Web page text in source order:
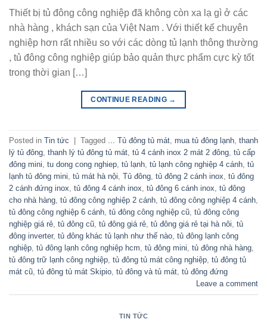
Thiết bị tủ đông công nghiệp đã không còn xa lạ gì ở các
nhà hàng , khách sạn của Việt Nam . Với thiết kế chuyên
nghiệp hơn rất nhiều so với các dòng tủ lạnh thông thường
, tủ đông công nghiệp giúp bảo quản thực phẩm cực kỳ tốt
trong thời gian […]
CONTINUE READING →
Posted in Tin tức | Tagged ... Tủ đông tủ mát mua tủ đông lạnh thanh
lý tủ đông thanh lý tủ đông tủ mát tủ 4 cánh inox 2 mát 2 đông tủ cấp
đông mini tu dong cong nghiep tủ lạnh tủ lạnh công nghiệp 4 cánh tủ
lạnh tủ đông mini tủ mát hà nội Tủ đông tủ đông 2 cánh inox tủ đông
2 cánh đứng inox tủ đông 4 cánh inox tủ đông 6 cánh inox tủ đông
cho nhà hàng tủ đông công nghiệp 2 cánh tủ đông công nghiệp 4 cánh
tủ đông công nghiệp 6 cánh tủ đông công nghiệp cũ tủ đông công
nghiệp giá rẻ tủ đông cũ tủ đông giá rẻ tủ đông giá rẻ tại hà nôi tủ
đông inverter, tủ đông khác tủ lạnh như thế nào tủ đông lạnh công
nghiệp tủ đông lạnh công nghiệp hcm tủ đông mini tủ đông nhà hàng
tủ đông trữ lạnh công nghiệp tủ đông tủ mát công nghiệp tủ đông tủ
mát cũ tủ đông tủ mát Skipio tủ đông và tủ mát tủ đông đứng
Leave a comment
TIN TỨC